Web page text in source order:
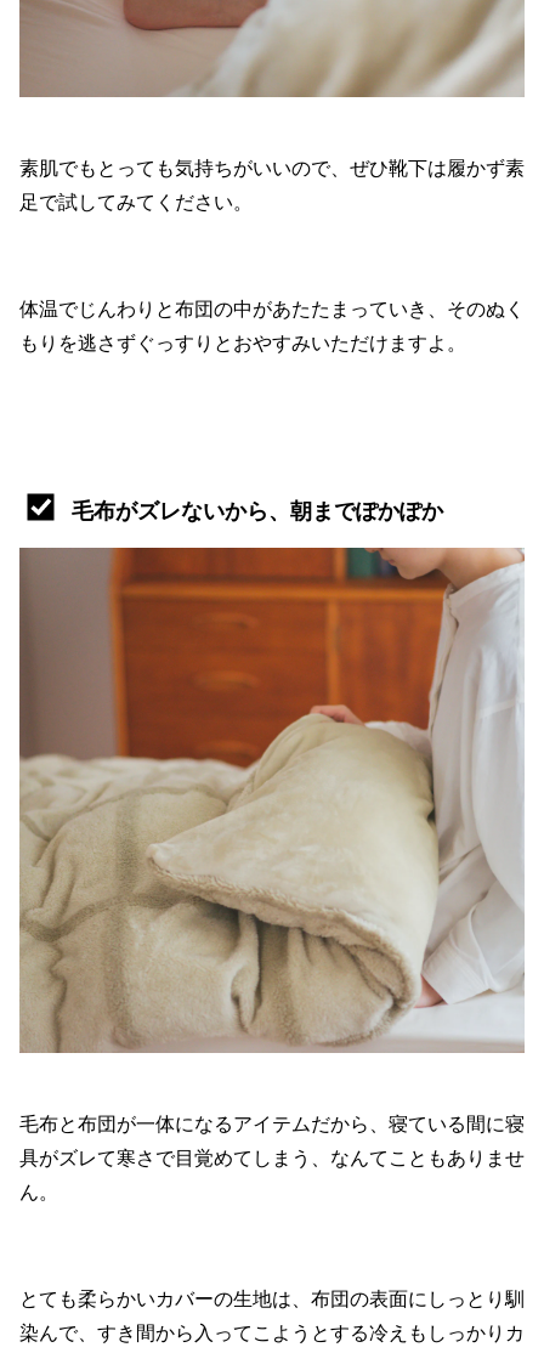
素肌でもとっても気持ちがいいので、ぜひ靴下は履かず素
足で試してみてください。
体温でじんわりと布団の中があたたまっていき、そのぬく
もりを逃さずぐっすりとおやすみいただけますよ。
毛布がズレないから、朝までぽかぽか
毛布と布団が一体になるアイテムだから、寝ている間に寝
具がズレて寒さで目覚めてしまう、なんてこともありませ
ん。
とても柔らかいカバーの生地は、布団の表面にしっとり馴
染んで、すき間から入ってこようとする冷えもしっかりカ